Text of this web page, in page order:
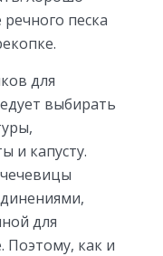
песка
для
выбирать
и капусту.
для
Поэтому, как и